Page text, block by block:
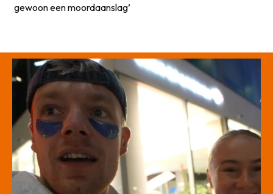
gewoon een moordaanslag’